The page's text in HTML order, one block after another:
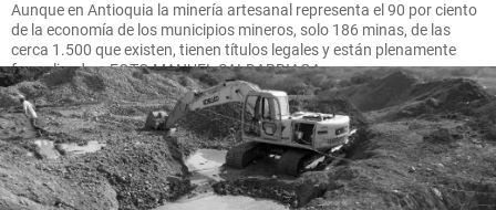
Aunque en Antioquia la minería artesanal representa el 90 por ciento
de la economía de los municipios mineros, solo 186 minas, de las
cerca 1.500 que existen, tienen títulos legales y están plenamente
formalizadas. FOTO MANUEL SALDARRIAGA